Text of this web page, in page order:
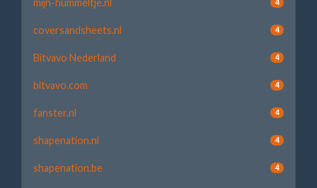
4
coversandsheets.nl 4
Bitvavo Nederland 4
bitvavo.com 4
fanster.nl 4
shapenation.nl 4
shapenation.be 4